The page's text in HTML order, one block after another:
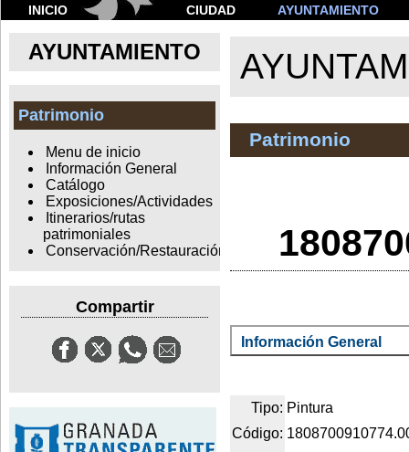
INICIO CIUDAD AYUNTAMIENTO
AYUNTAMIENTO
Patrimonio
Menu de inicio
Información General
Catálogo
Exposiciones/Actividades
Itinerarios/rutas
patrimoniales
Conservación/Restauración
Compartir
Patrimonio
Información General
Tipo: Pintura
Código: